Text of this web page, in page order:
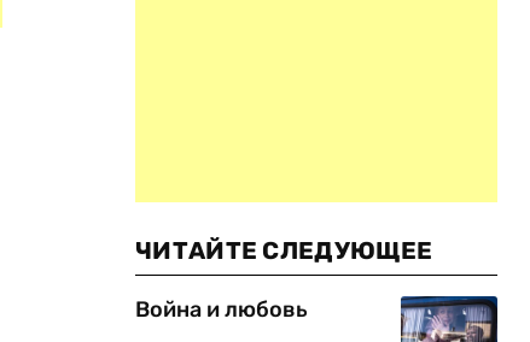
ЧИТАЙТЕ СЛЕДУЮЩЕЕ
Война и любовь